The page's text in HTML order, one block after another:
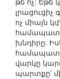
ոչ միայն
խնդիրը:
վարկը
պարտքը՝